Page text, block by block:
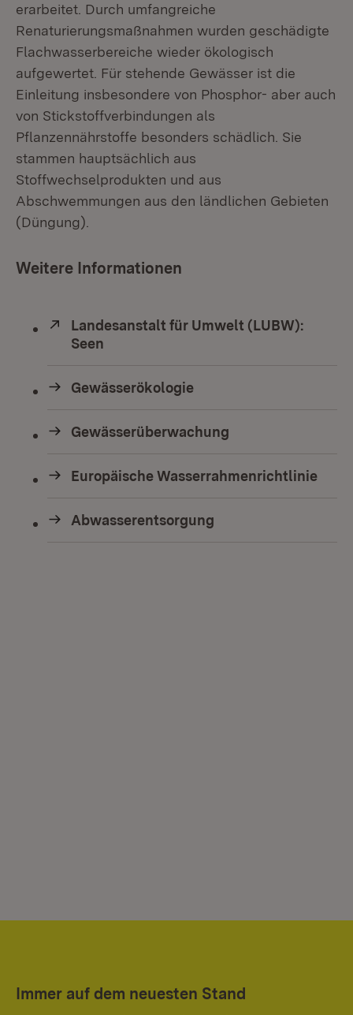
erarbeitet. Durch umfangreiche
Renaturierungsmaßnahmen wurden geschädigte
Flachwasserbereiche wieder ökologisch
aufgewertet. Für stehende Gewässer ist die
Einleitung insbesondere von Phosphor- aber auch
von Stickstoffverbindungen als
Pflanzennährstoffe besonders schädlich. Sie
stammen hauptsächlich aus
Stoffwechselprodukten und aus
Abschwemmungen aus den ländlichen Gebieten
(Düngung).
Weitere Informationen
Extern:
Landesanstalt für Umwelt (LUBW):
Seen
Gewässerökologie
Gewässerüberwachung
Europäische Wasserrahmenrichtlinie
Abwasserentsorgung
Immer auf dem neuesten Stand